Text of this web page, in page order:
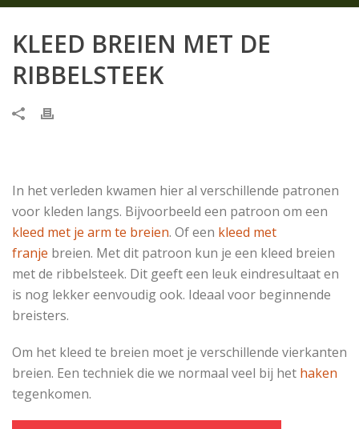
KLEED BREIEN MET DE
RIBBELSTEEK
In het verleden kwamen hier al verschillende patronen
voor kleden langs. Bijvoorbeeld een patroon om een
kleed met je arm te breien. Of een kleed met
franje breien. Met dit patroon kun je een kleed breien
met de ribbelsteek. Dit geeft een leuk eindresultaat en
is nog lekker eenvoudig ook. Ideaal voor beginnende
breisters.
Om het kleed te breien moet je verschillende vierkanten
breien. Een techniek die we normaal veel bij het haken
tegenkomen.